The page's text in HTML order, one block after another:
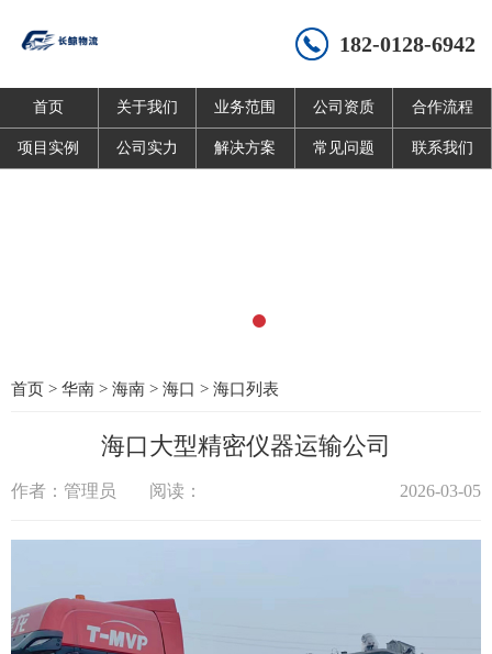
182-0128-6942
首页 关于我们 业务范围 公司资质 合作流程
项目实例 公司实力 解决方案 常见问题 联系我们
首页 > 华南 > 海南 > 海口 > 海口列表
海口大型精密仪器运输公司
作者：管理员 阅读： 2026-03-05